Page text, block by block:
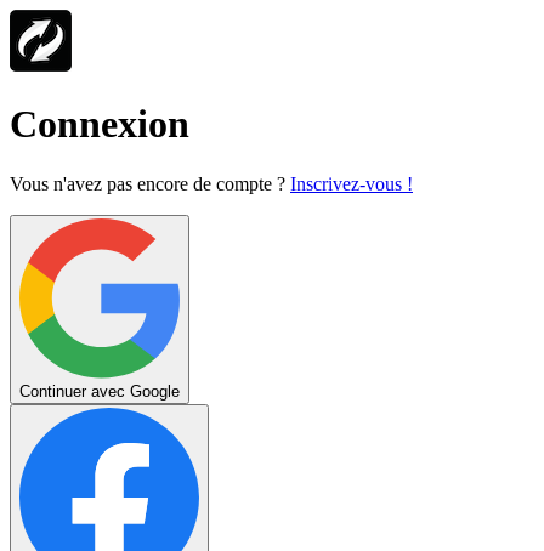
Connexion
Vous n'avez pas encore de compte ? Inscrivez-vous !
Continuer avec Google